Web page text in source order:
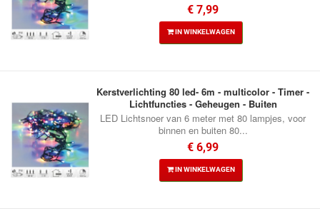
€ 7,99
IN WINKELWAGEN
Kerstverlichting 80 led- 6m - multicolor - Timer -
Lichtfuncties - Geheugen - Buiten
LED Lichtsnoer van 6 meter met 80 lampjes, voor
binnen en buiten 80...
€ 6,99
IN WINKELWAGEN